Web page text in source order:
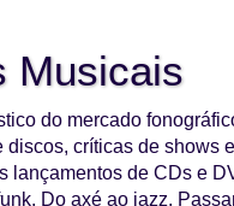
Musicais
do mercado
discos, críticas de shows
lançamentos de CDs e
Do axé ao jazz.